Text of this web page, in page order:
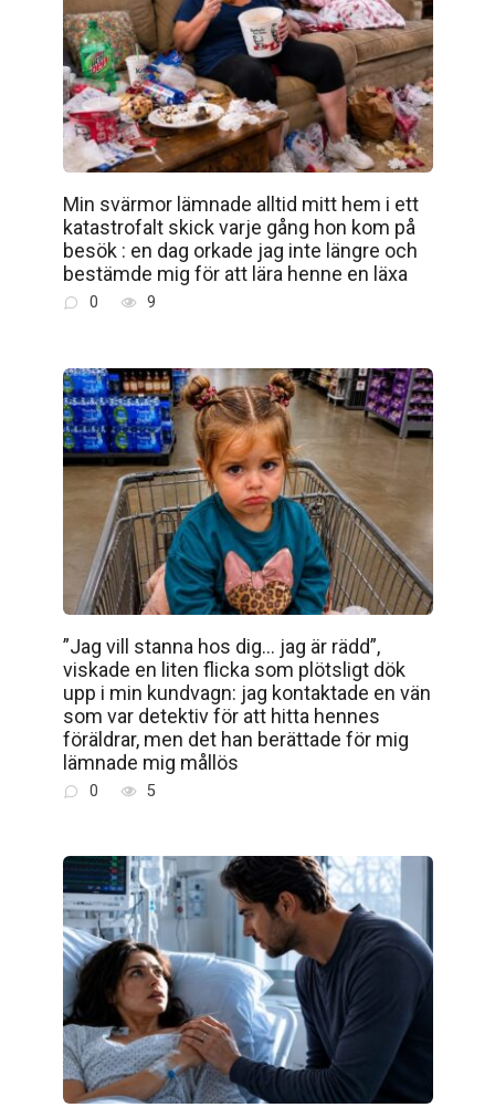
Min svärmor lämnade alltid mitt hem i ett
katastrofalt skick varje gång hon kom på
besök : en dag orkade jag inte längre och
bestämde mig för att lära henne en läxa
0 9
”Jag vill stanna hos dig… jag är rädd”,
viskade en liten flicka som plötsligt dök
upp i min kundvagn: jag kontaktade en vän
som var detektiv för att hitta hennes
föräldrar, men det han berättade för mig
lämnade mig mållös
0 5